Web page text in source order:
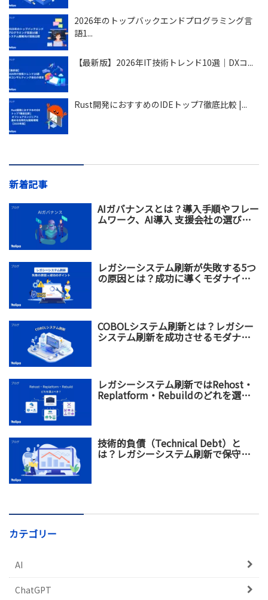
2026年のトップバックエンドプログラミング言
語1...
【最新版】2026年IT技術トレンド10選｜DXコ...
Rust開発におすすめのIDEトップ7徹底比較 |...
新着記事
AIガバナンスとは？導入手順やフレー
ムワーク、AI導入 支援会社の選び方
レガシーシステム刷新が失敗する5つ
の原因とは？成功に導くモダナイゼ
COBOLシステム刷新とは？レガシー
システム刷新を成功させるモダナイ
レガシーシステム刷新ではRehost・
Replatform・Rebuildのどれを選ぶ
技術的負債（Technical Debt）と
は？レガシーシステム刷新で保守コ
カテゴリー
AI
ChatGPT